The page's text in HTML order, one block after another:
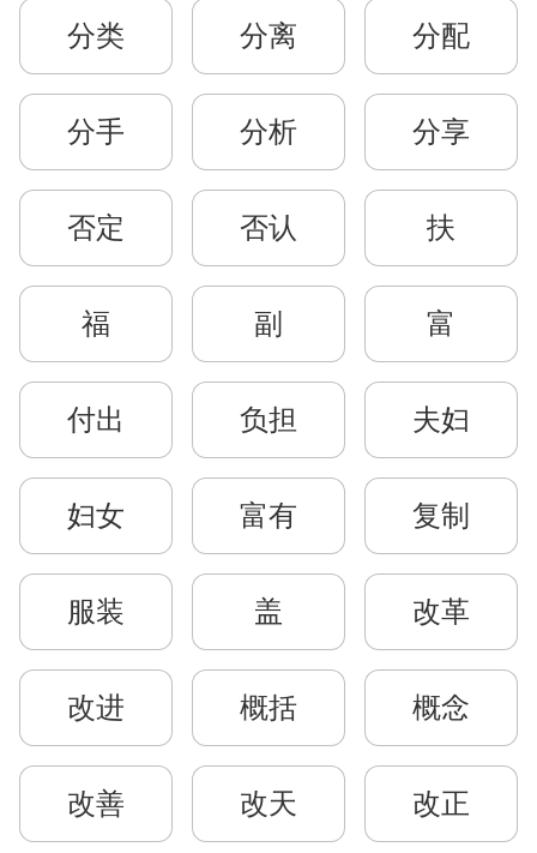
分类 分离 分配
分手 分析 分享
否定 否认 扶
福 副 富
付出 负担 夫妇
妇女 富有 复制
服装 盖 改革
改进 概括 概念
改善 改天 改正